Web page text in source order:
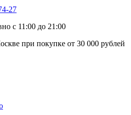
27
с 11:00 до 21:00
при покупке от 30 000 рублей